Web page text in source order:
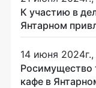
К участию в
Янтарном
14 июня 2024г.,
Росимущество
кафе в